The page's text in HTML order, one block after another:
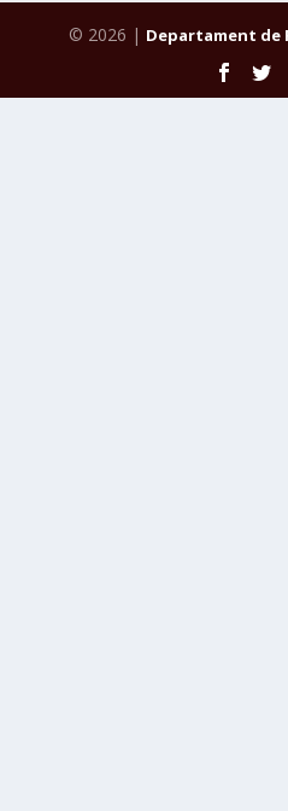
© 2026 | Departament de